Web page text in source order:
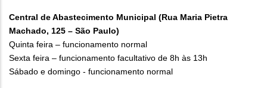
Central de Abastecimento Municipal (Rua Maria Pietra
Machado, 125 – São Paulo)
Quinta feira – funcionamento normal
Sexta feira – funcionamento facultativo de 8h às 13h
Sábado e domingo - funcionamento normal